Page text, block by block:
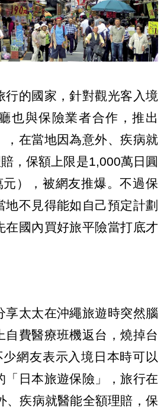
行的國家，針對觀光客入境
也與保險業者合作，推出
，在當地因為意外、疾病就
，保額上限是1,000萬日圓
元），被網友推爆。不過保
地不見得能如自己預定計劃
在國內買好旅平險當打底才
享太太在沖繩旅遊時突然腦
自費醫療班機返台，燒掉台
網友表示入境日本時可以
「日本旅遊保險」，旅行在
、疾病就醫能全額理賠，保